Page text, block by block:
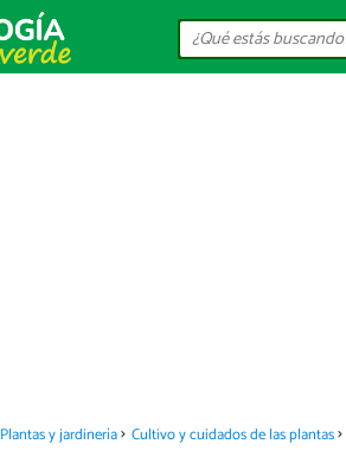
Plantas y jardinería Cultivo y cuidados de las plantas